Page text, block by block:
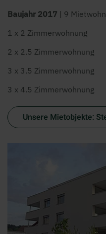
Baujahr 2017 | 9
1 x 2 Zimmerwohnung
2 x 2.5 Zimmerwohnung
3 x 3.5 Zimmerwohnung
3 x 4.5 Zimmerwohnung
Unsere Mietobjekte: